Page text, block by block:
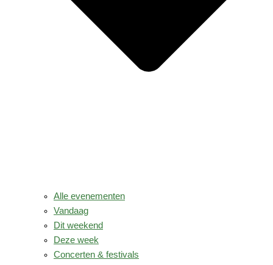
Alle evenementen
Vandaag
Dit weekend
Deze week
Concerten & festivals